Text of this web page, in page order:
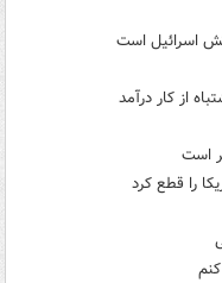
اسرائیل است
از کار درآمد
است
را قطع کرد